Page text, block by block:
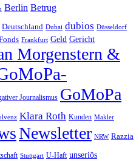
Berlin Betrug
Deutschland Dubai dubios Düsseldorf
Frankfurt Geld Gericht
Morgenstern &
Journalismus GoMoPa
Klara Roth Kunden Makler
Newsletter NRW Razzia
Stuttgart U-Haft unseriös